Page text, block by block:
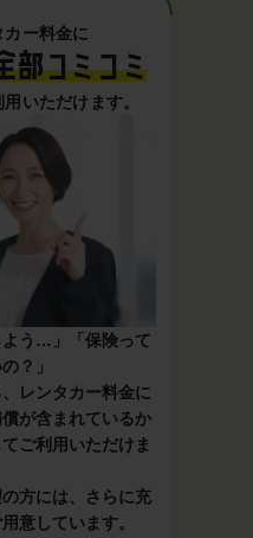
ー料金に
部コミコミ
いただけます。
よう…」「保険って
？」
レンタカー料金に
が含まれているか
ご利用いただけま
方には、さらに充
意しています。